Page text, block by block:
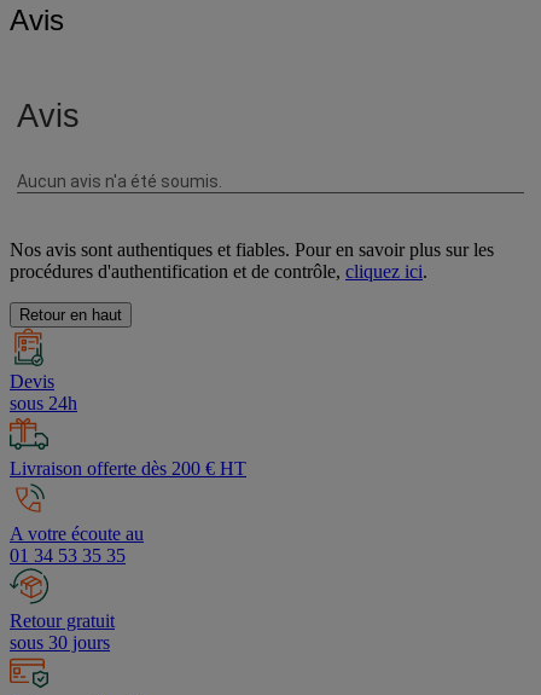
Avis
Nos avis sont authentiques et fiables. Pour en savoir plus sur les
procédures d'authentification et de contrôle, cliquez ici.
Retour en haut
Devis
sous 24h
Livraison offerte dès 200 € HT
A votre écoute au
01 34 53 35 35
Retour gratuit
sous 30 jours